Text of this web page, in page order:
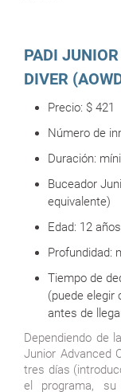
PADI
DIVER
Precio: $ 421
Número de
Duración:
Buceador
equivalente)
Edad: 12
Profundidad:
Tiempo de
(puede elegir
antes de
Dependiendo de
Junior Advanced
tres días
el programa,